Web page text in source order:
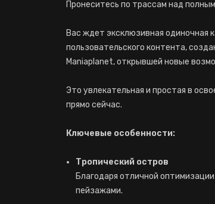
Пронеситесь по трассам над
Вас ждет эксклюзивная одиночная
пользовательского контента,
Maniaplanet, открывшей новые
Это увлекательная и простая в
прямо сейчас.
Ключевые особенности:
Тропический остров
Благодаря отличной
пейзажами.